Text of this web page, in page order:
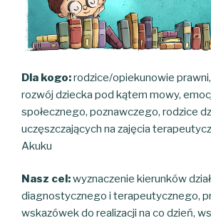
Dla kogo:rodzice/opiekunowie
rozwój dziecka pod kątem mowy,
społecznego, poznawczego, rodzice
uczęszczających na zajęcia
Akuku
Nasz cel:wyznaczenie kierunków
diagnostycznego i terapeutycznego,
wskazówek do realizacji na co dzień,